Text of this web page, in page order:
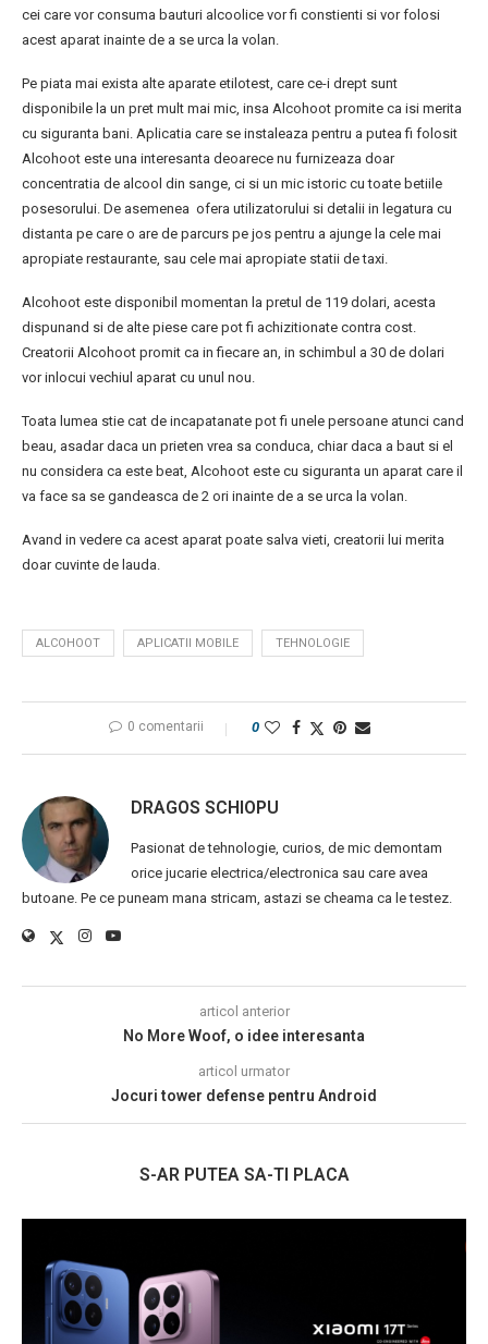
cei care vor consuma bauturi alcoolice vor fi constienti si vor folosi
acest aparat inainte de a se urca la volan.
Pe piata mai exista alte aparate etilotest, care ce-i drept sunt
disponibile la un pret mult mai mic, insa Alcohoot promite ca isi merita
cu siguranta bani. Aplicatia care se instaleaza pentru a putea fi folosit
Alcohoot este una interesanta deoarece nu furnizeaza doar
concentratia de alcool din sange, ci si un mic istoric cu toate betiile
posesorului. De asemenea ofera utilizatorului si detalii in legatura cu
distanta pe care o are de parcurs pe jos pentru a ajunge la cele mai
apropiate restaurante, sau cele mai apropiate statii de taxi.
Alcohoot este disponibil momentan la pretul de 119 dolari, acesta
dispunand si de alte piese care pot fi achizitionate contra cost.
Creatorii Alcohoot promit ca in fiecare an, in schimbul a 30 de dolari
vor inlocui vechiul aparat cu unul nou.
Toata lumea stie cat de incapatanate pot fi unele persoane atunci cand
beau, asadar daca un prieten vrea sa conduca, chiar daca a baut si el
nu considera ca este beat, Alcohoot este cu siguranta un aparat care il
va face sa se gandeasca de 2 ori inainte de a se urca la volan.
Avand in vedere ca acest aparat poate salva vieti, creatorii lui merita
doar cuvinte de lauda.
ALCOHOOT APLICATII MOBILE TEHNOLOGIE
0 comentarii 0
DRAGOS SCHIOPU
Pasionat de tehnologie, curios, de mic demontam
orice jucarie electrica/electronica sau care avea
butoane. Pe ce puneam mana stricam, astazi se cheama ca le testez.
articol anterior
No More Woof, o idee interesanta
articol urmator
Jocuri tower defense pentru Android
S-AR PUTEA SA-TI PLACA